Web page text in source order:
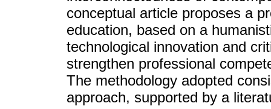
conceptual article proposes a
education, based on a
technological innovation and
strengthen professional
The methodology adopted
approach, supported by a